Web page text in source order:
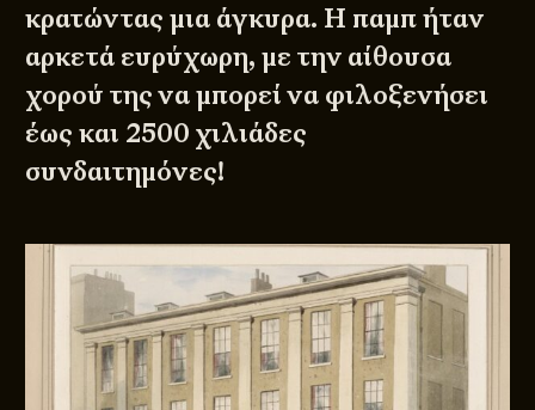
κρατώντας μια άγκυρα. Η παμπ ήταν
αρκετά ευρύχωρη, με την αίθουσα
χορού της να μπορεί να φιλοξενήσει
έως και 2500 χιλιάδες
συνδαιτημόνες!